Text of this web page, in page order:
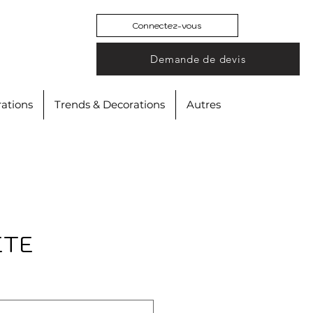
Connectez-vous
Demande de devis
Trends & Decorations Autres